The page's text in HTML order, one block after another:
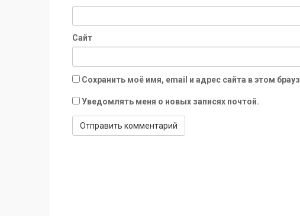
Сайт
Сохранить моё имя, email и адрес сайта в этом
Уведомлять меня о новых записях почтой.